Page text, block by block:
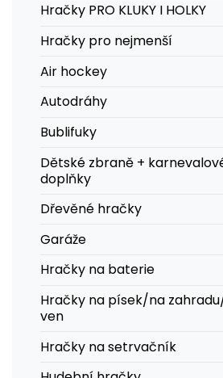
Hračky PRO KLUKY I HOLKY
Hračky pro nejmenší
Air hockey
Autodráhy
Bublifuky
Dětské zbraně +
doplňky
Dřevěné hračky
Garáže
Hračky na baterie
Hračky na písek/na
ven
Hračky na setrvačník